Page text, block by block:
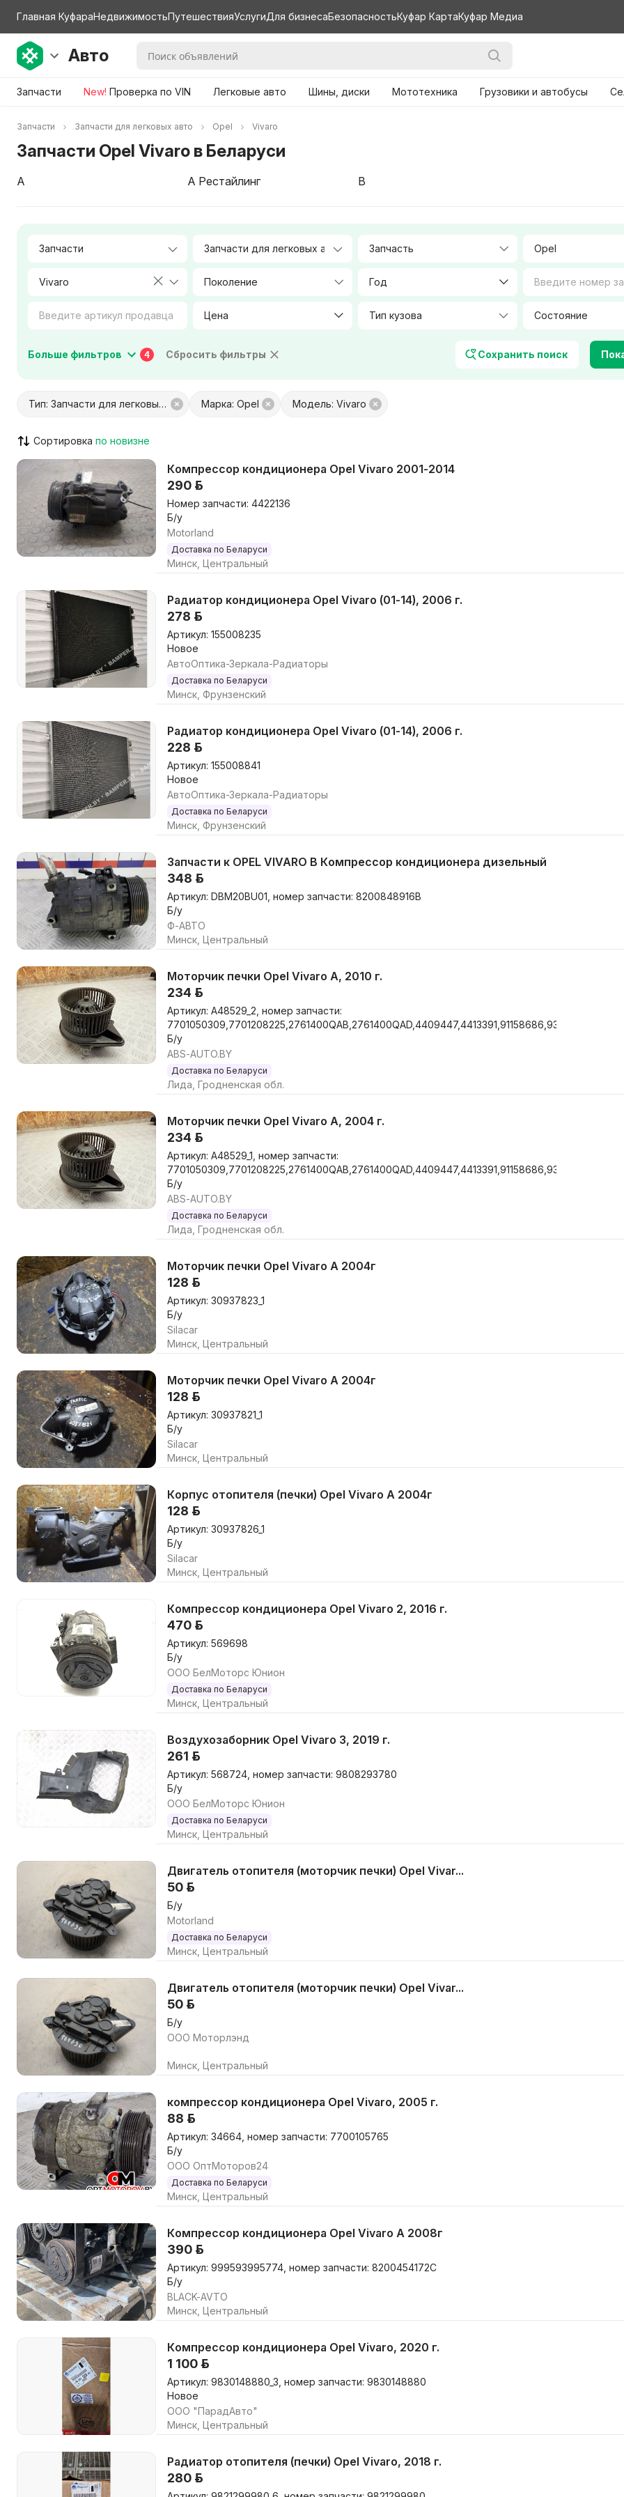
Главная КуфараНедвижимостьПутешествияУслугиДля бизнесаБезопасностьКуфар КартаКуфар Медиа
Авто
Запчасти New! Проверка по VIN Легковые авто Шины, диски Мототехника Грузовики и автобусы
Запчасти Запчасти для легковых авто Opel Vivaro
Запчасти Opel Vivaro в Беларуси
A A Рестайлинг B
Запчасть Opel
Vivaro Поколение Год
Цена Тип кузова
Коробка передач Тип двигателя
С Куфар Доставкой
Только с видео
Возможен обмен
Больше фильтров 4 Сбросить фильтры Сохранить поиск
Тип: Запчасти для легковых авто Марка: Opel Модель: Vivaro
Сортировка
Компрессор кондиционера Opel Vivaro 2001-2014
290 р.
Номер запчасти: 4422136
Б/у
Motorland
Доставка по Беларуси
Минск, Центральный
Радиатор кондиционера Opel Vivaro (01-14), 2006 г.
278 р.
Артикул: 155008235
Новое
АвтоОптика-Зеркала-Радиаторы
Доставка по Беларуси
Минск, Фрунзенский
Радиатор кондиционера Opel Vivaro (01-14), 2006 г.
228 р.
Артикул: 155008841
Новое
АвтоОптика-Зеркала-Радиаторы
Доставка по Беларуси
Минск, Фрунзенский
Запчасти к OPEL VIVARO B Компрессор кондиционера дизельный
348 р.
Артикул: DBM20BU01, номер запчасти: 8200848916B
Б/у
Ф-АВТО
Минск, Центральный
Моторчик печки Opel Vivaro A, 2010 г.
234 р.
Артикул: A48529_2, номер запчасти:
Б/у
ABS-AUTO.BY
Доставка по Беларуси
Лида, Гродненская обл.
Моторчик печки Opel Vivaro A, 2004 г.
234 р.
Артикул: A48529_1, номер запчасти:
Б/у
ABS-AUTO.BY
Доставка по Беларуси
Лида, Гродненская обл.
Моторчик печки Opel Vivaro A 2004г
128 р.
Артикул: 30937823_1
Б/у
Silacar
Минск, Центральный
Моторчик печки Opel Vivaro A 2004г
128 р.
Артикул: 30937821_1
Б/у
Silacar
Минск, Центральный
Корпус отопителя (печки) Opel Vivaro A 2004г
128 р.
Артикул: 30937826_1
Б/у
Silacar
Минск, Центральный
Компрессор кондиционера Opel Vivaro 2, 2016 г.
470 р.
Артикул: 569698
Б/у
ООО БелМоторс Юнион
Доставка по Беларуси
Минск, Центральный
Воздухозаборник Opel Vivaro 3, 2019 г.
261 р.
Артикул: 568724, номер запчасти: 9808293780
Б/у
ООО БелМоторс Юнион
Доставка по Беларуси
Минск, Центральный
Двигатель отопителя (моторчик печки) Opel Vivar...
50 р.
Б/у
Motorland
Доставка по Беларуси
Минск, Центральный
Двигатель отопителя (моторчик печки) Opel Vivar...
50 р.
Б/у
ООО Моторлэнд
Минск, Центральный
компрессор кондиционера Opel Vivaro, 2005 г.
88 р.
Артикул: 34664, номер запчасти: 7700105765
Б/у
ООО ОптМоторов24
Доставка по Беларуси
Минск, Центральный
Компрессор кондиционера Opel Vivaro A 2008г
390 р.
Артикул: 999593995774, номер запчасти: 8200454172C
Б/у
BLACK-AVTO
Минск, Центральный
Компрессор кондиционера Opel Vivaro, 2020 г.
1 100 р.
Артикул: 9830148880_3, номер запчасти: 9830148880
Новое
ООО "ПарадАвто"
Минск, Центральный
Радиатор отопителя (печки) Opel Vivaro, 2018 г.
280 р.